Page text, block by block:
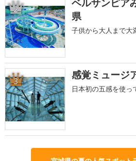
2
ベルサンピア
県
子供から大人まで大
3 感覚ミュージ
日本初の五感を使っ